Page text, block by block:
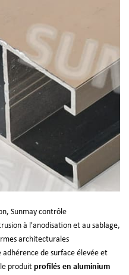
Sunmay contrôle
à l'anodisation et au sablage,
architecturales
de surface élevée et
produit profilés en aluminium